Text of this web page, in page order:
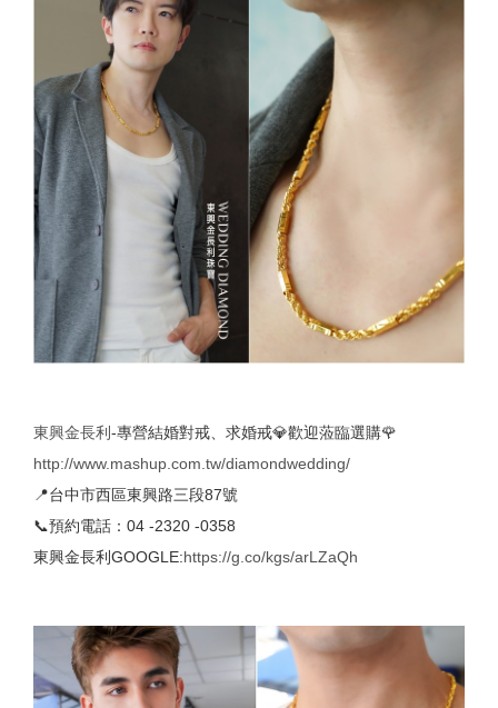
東興金長利 -專營結婚對戒、求婚戒💎歡迎蒞臨選購🌹
http://www.mashup.com.tw/diamondwedding/
📍台中市西區東興路三段87號
📞預約電話：04 -2320 -0358
東興金長利GOOGLE:https://g.co/kgs/arLZaQh